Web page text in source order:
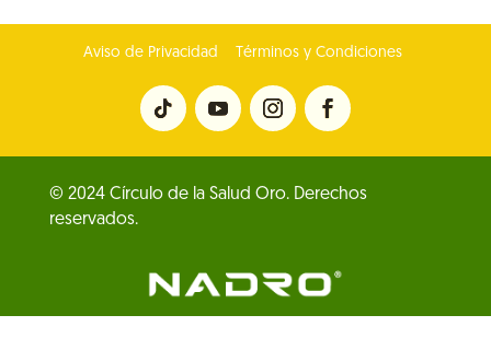
Aviso de Privacidad Términos y Condiciones
© 2024 Círculo de la Salud Oro. Derechos
reservados.